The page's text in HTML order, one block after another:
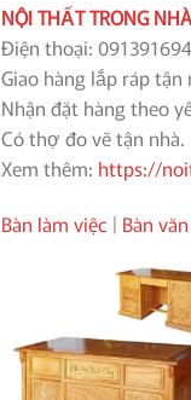
NỘI THẤT TRONG NHÀ
Điện thoại:
Giao hàng lắp ráp
Nhận đặt hàng theo
Có thợ đo vẽ tận nhà.
Xem thêm: https://
Bàn làm việc | Bàn